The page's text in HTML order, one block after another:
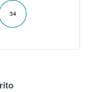
34